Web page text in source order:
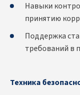
Навыки
принятию
Поддержка
требований в
Техника